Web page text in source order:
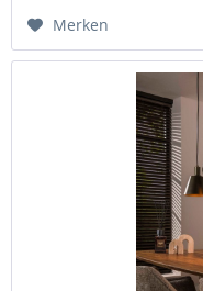
Merken